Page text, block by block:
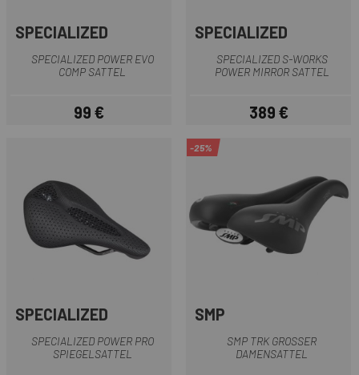
SPECIALIZED
SPECIALIZED POWER EVO
COMP SATTEL
Preis
99 €
SPECIALIZED
SPECIALIZED S-WORKS
POWER MIRROR SATTEL
Preis
389 €
SPECIALIZED
SPECIALIZED POWER PRO
SPIEGELSATTEL
-25%
SMP
SMP TRK GROSSER D
AMENSATTEL